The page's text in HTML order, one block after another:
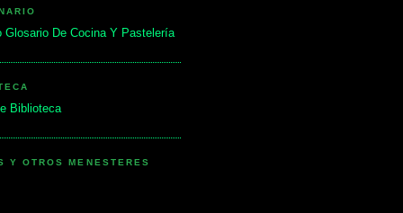
Glosario De Cocina Y Pastelería
Biblioteca
Y OTROS MENESTERES